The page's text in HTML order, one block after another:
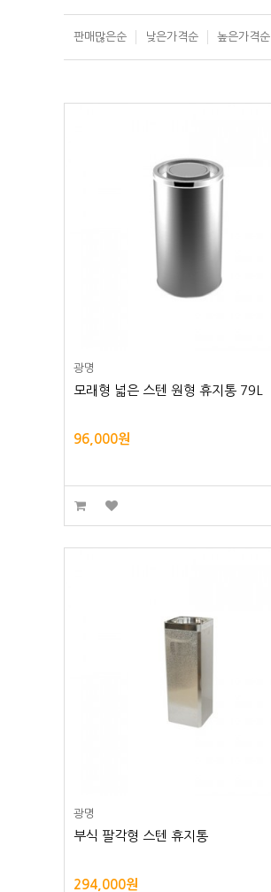
판매많은순 낮은가격순 높은가격순
광명
모래형 넓은 스텐 원형 휴지통 79L
96,000원
광명
부식 팔각형 스텐 휴지통
294,000원